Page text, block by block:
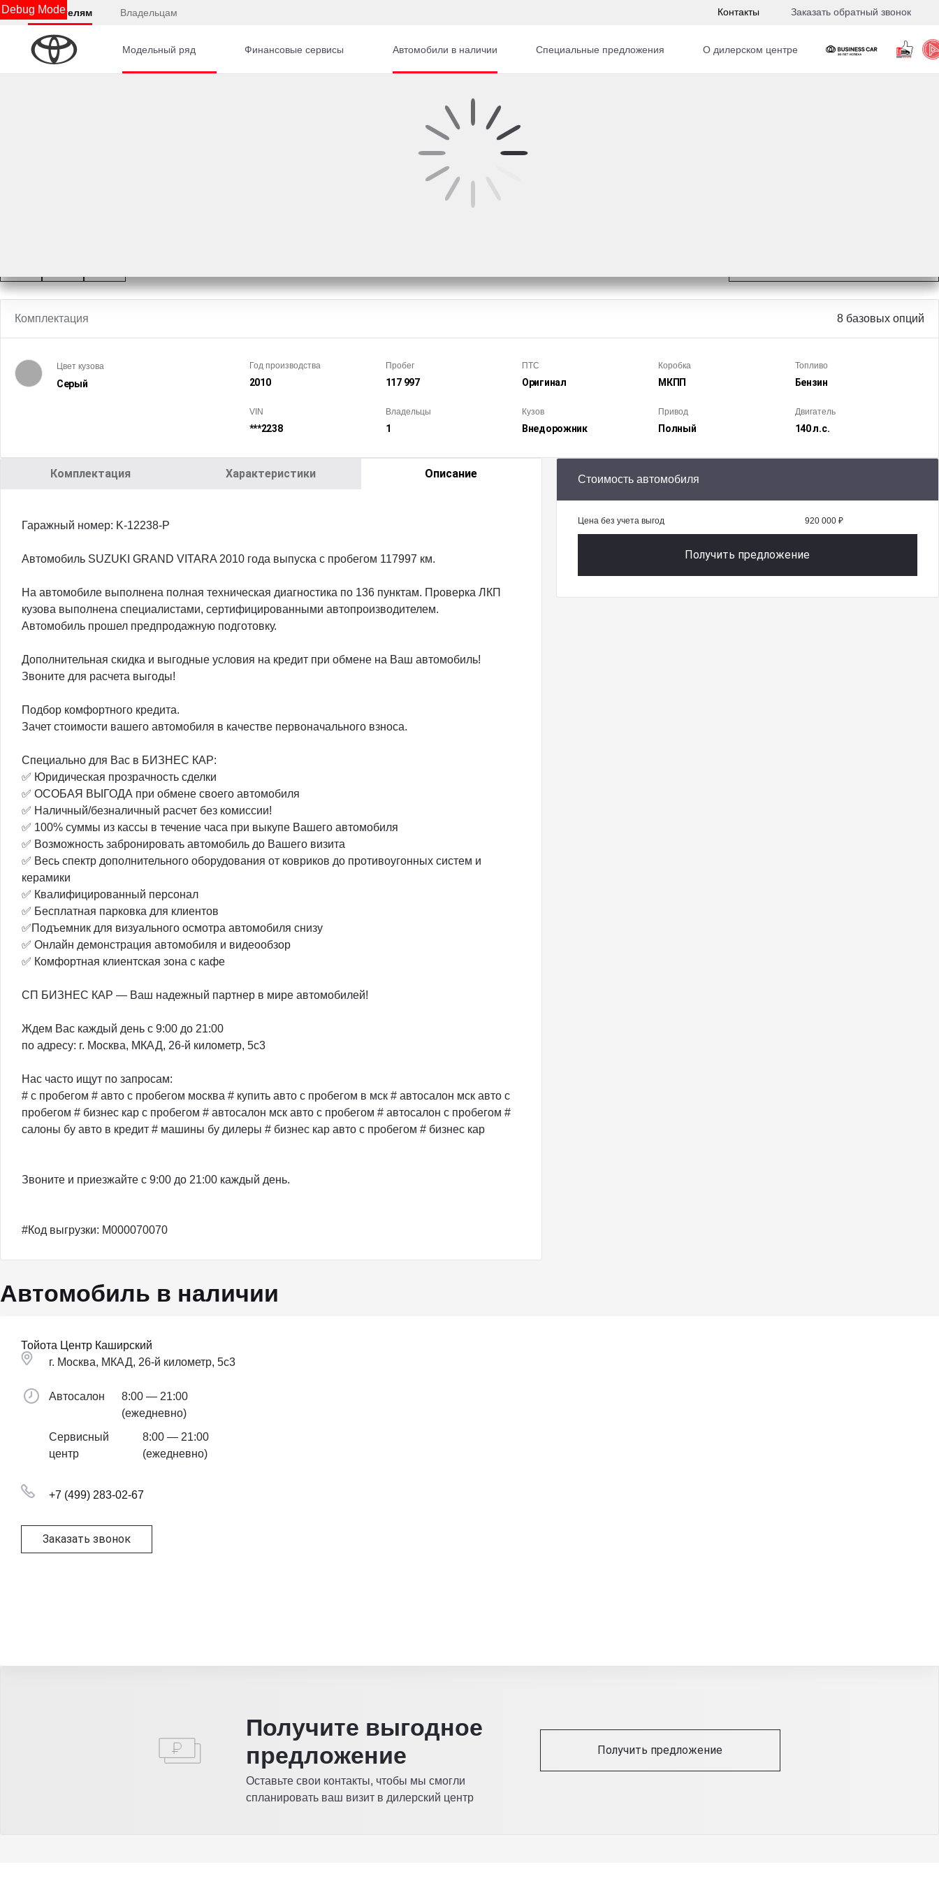
Debug Mode
Покупателям Владельцам Контакты Заказать обратный звонок
Модельный ряд Финансовые сервисы Автомобили в наличии Специальные предложения О дилерском центре
Комплектация 8 базовых опций
Цвет кузова
Серый
Год производства
2010
Пробег
117 997
ПТС
Оригинал
Коробка
МКПП
Топливо
Бензин
VIN
***2238
Владельцы
1
Кузов
Внедорож­ник
Привод
Полный
Двигатель
140 л.с.
Комплектация Характеристики Описание
Гаражный номер: K-12238-Р
Автомобиль SUZUKI GRAND VITARA 2010 года выпуска с пробегом 117997 км.
На автомобиле выполнена полная техническая диагностика по 136 пунктам. Проверка ЛКП
кузова выполнена специалистами, сертифицированными автопроизводителем.
Автомобиль прошел предпродажную подготовку.
Дополнительная скидка и выгодные условия на кредит при обмене на Ваш автомобиль!
Звоните для расчета выгоды!
Подбор комфортного кредита.
Зачет стоимости вашего автомобиля в качестве первоначального взноса.
Специально для Вас в БИЗНЕС КАР:
✅ Юридическая прозрачность сделки
✅ ОСОБАЯ ВЫГОДА при обмене своего автомобиля
✅ Наличный/безналичный расчет без комиссии!
✅ 100% суммы из кассы в течение часа при выкупе Вашего автомобиля
✅ Возможность забронировать автомобиль до Вашего визита
✅ Весь спектр дополнительного оборудования от ковриков до противоугонных систем и
керамики
✅ Квалифицированный персонал
✅ Бесплатная парковка для клиентов
✅Подъемник для визуального осмотра автомобиля снизу
✅ Онлайн демонстрация автомобиля и видеообзор
✅ Комфортная клиентская зона с кафе
СП БИЗНЕС КАР — Ваш надежный партнер в мире автомобилей!
Ждем Вас каждый день с 9:00 до 21:00
по адресу: г. Москва, МКАД, 26-й километр, 5с3
Нас часто ищут по запросам:
# с пробегом # авто с пробегом москва # купить авто с пробегом в мск # автосалон мск авто с
пробегом # бизнес кар с пробегом # автосалон мск авто с пробегом # автосалон с пробегом #
салоны бу авто в кредит # машины бу дилеры # бизнес кар авто с пробегом # бизнес кар
Звоните и приезжайте с 9:00 до 21:00 каждый день.
#Код выгрузки: M000070070
Стоимость автомобиля
Цена без учета выгод 920 000 ₽
Получить предложение
Автомобиль в наличии
Тойота Центр Каширский
г. Москва, МКАД, 26-й километр, 5с3
Автосалон
8:00 — 21:00
(ежедневно)
Сервисный
центр
8:00 — 21:00
(ежедневно)
+7 (499) 283-02-67
Заказать звонок
Получитe выгодное
предложение
Оставьте свои контакты, чтобы мы смогли
спланировать ваш визит в дилерский центр
Получить предложение